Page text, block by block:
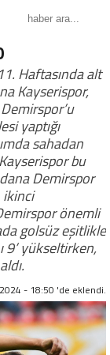
Haftasında alt
Kayserispor,
yaptığı
sahadan
bu
Demirspor
önemli
golsüz eşitlikle
9’ yükseltirken,
- 18:50 'de eklendi.